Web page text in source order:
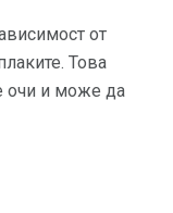
от
Това
очи и може да